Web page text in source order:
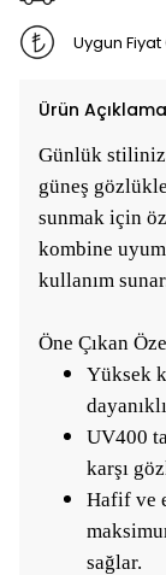
Uygun
Ürün
Günlük stilinizi
güneş
sunmak için
kombine
kullanım
Öne Çıkan
Yüksek
UV400
karşı
Hafif ve
sağlar.